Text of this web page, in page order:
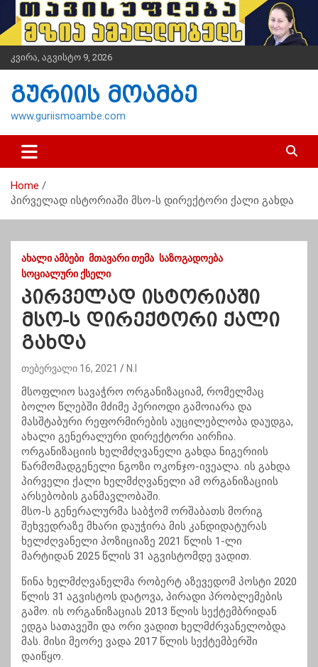
i
t
n
კვირა, აგვისტო 9, 2026
გურიის მოამბე
www.guriismoambe.com
Home
პირველად ისტორიაში მსო-ს დირექტორი ქალი გახდა
ᲐᲮᲐᲚᲘ ᲐᲛᲑᲔᲑᲘ ᲛᲗᲐᲕᲐᲠᲘ ᲗᲔᲛᲐ ᲡᲐᲖᲝᲒᲐᲓᲝᲔᲑᲐ
ᲡᲝᲪᲘᲐᲚᲣᲠᲘ ᲥᲡᲔᲚᲘ
პირველად ისტორიაში
მსო-ს დირექტორი ქალი
გახდა
თებერვალი 16, 2021 N.I
მსოფლიო სავაჭრო ორგანიზაციამ, რომელმაც
ბოლო წლებში მძიმე პერიოდი გამოიარა და
მასშტაბური რეფორმირების აუცილებლობა დაუდგა,
ახალი გენერალური დირექტორი აირჩია.
ორგანიზაციის ხელმძღვანელი გახდა ნიგერიის
წარმომადგენელი ნგოზი ოკონჯო-ივეალა. ის გახდა
პირველი ქალი ხელმძღვანელი ამ ორგანიზაციის
არსებობის განმავლობაში.
მსო-ს გენერალურმა საბჭომ ორშაბათს მორიგ
შეხვედრაზე მხარი დაუჭირა მის კანდიდატურას
ხელძღვანელი პოზიციაზე 2021 წლის 1-ლი
მარტიდან 2025 წლის 31 აგვისტომდე ვადით.
წინა ხელმძღვანელმა რობერტ აზევედომ პოსტი 2020
წლის 31 აგვისტოს დატოვა, პირადი პრობლემების
გამო. ის ორგანიზაციას 2013 წლის სექტემბრიდან
ედგა სათავეში და ორი ვადით ხელმძრვანელობდა
მას. მისი მეორე ვადა 2017 წლის სექტემბერში
დაიწყო.